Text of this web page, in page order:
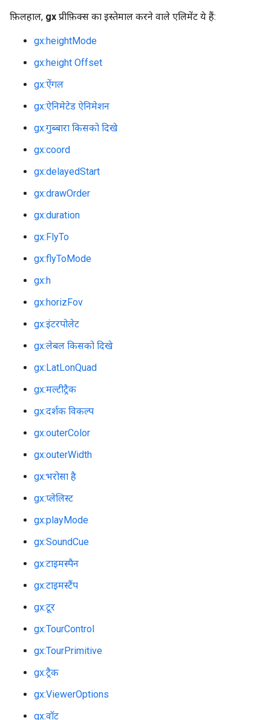
फ़िलहाल, gx प्रीफ़िक्स का इस्तेमाल करने वाले एलिमेंट ये हैं:
gx:heightMode
gx:height Offset
gx:ऐंगल
gx:ऐनिमेटेड ऐनिमेशन
gx:गुब्बारा किसको दिखे
gx:coord
gx:delayedStart
gx:drawOrder
gx:duration
gx:FlyTo
gx:flyToMode
gx:h
gx:horizFov
gx:इंटरपोलेट
gx:लेबल किसको दिखे
gx:LatLonQuad
gx:मल्टीट्रैक
gx:दर्शक विकल्प
gx:outerColor
gx:outerWidth
gx:भरोसा है
gx:प्लेलिस्ट
gx:playMode
gx:SoundCue
gx:टाइमस्पैन
gx:टाइमस्टैंप
gx:टूर
gx:TourControl
gx:TourPrimitive
gx:ट्रैक
gx:ViewerOptions
gx:वॉट